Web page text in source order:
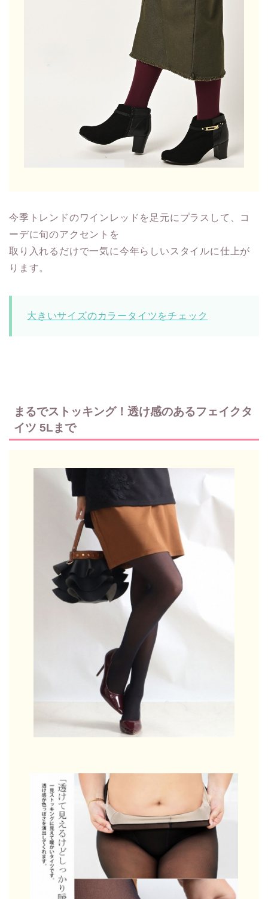
今季トレンドのワインレッドを足元にプラスして、コ
ーデに旬のアクセントを
取り入れるだけで一気に今年らしいスタイルに仕上が
ります。
大きいサイズのカラータイツをチェック
まるでストッキング！透け感のあるフェイクタ
イツ 5Lまで